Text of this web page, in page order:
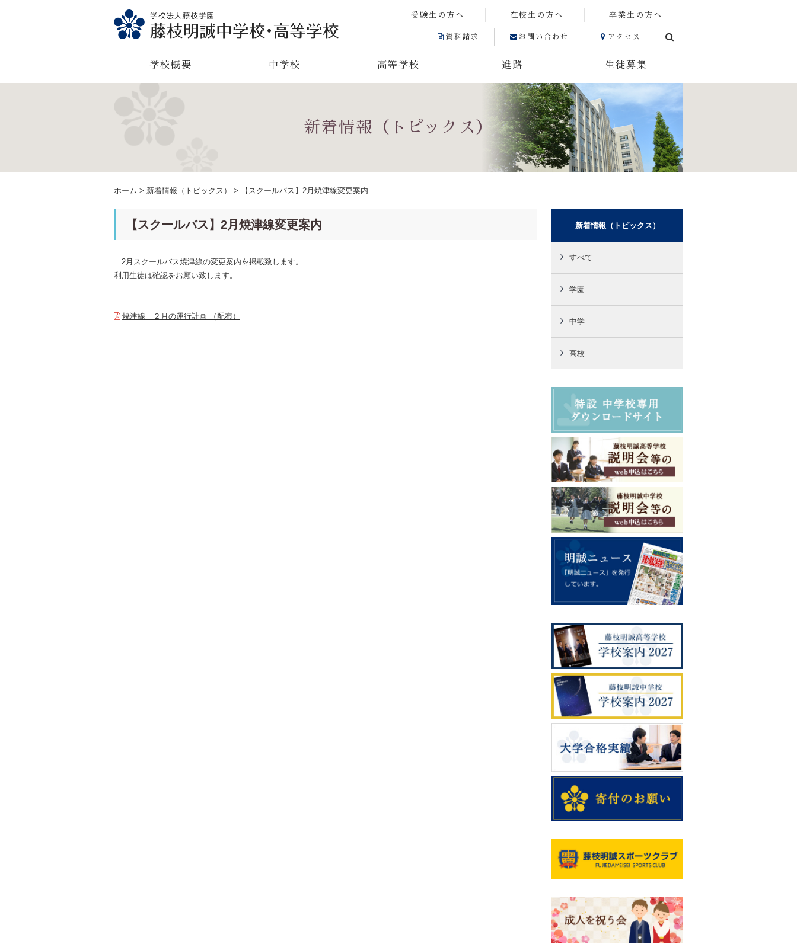
学校概要 中学校 高等学校 進路 生徒募集
受験生の方へ 在校生の方へ 卒業生の方へ
資料請求 お問い合わせ アクセス
新着情報（トピックス）
ホーム > 新着情報（トピックス） > 【スクールバス】2月焼津線変更案内
【スクールバス】2月焼津線変更案内
2月スクールバス焼津線の変更案内を掲載致します。
利用生徒は確認をお願い致します。
焼津線 ２月の運行計画 （配布）
新着情報（トピックス）
すべて
学園
中学
高校